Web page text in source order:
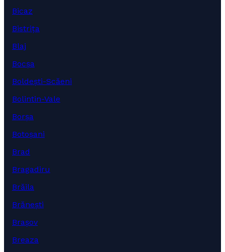
Bicaz
Bistrița
Blaj
Bocșa
Boldești-Scăeni
Bolintin-Vale
Borșa
Botoșani
Brad
Bragadiru
Brăila
Brănești
Brașov
Breaza